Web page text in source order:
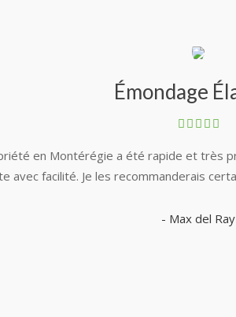
Émondage
en Montérégie a été rapide et très
avec facilité. Je les recommanderais
- Max del Ray